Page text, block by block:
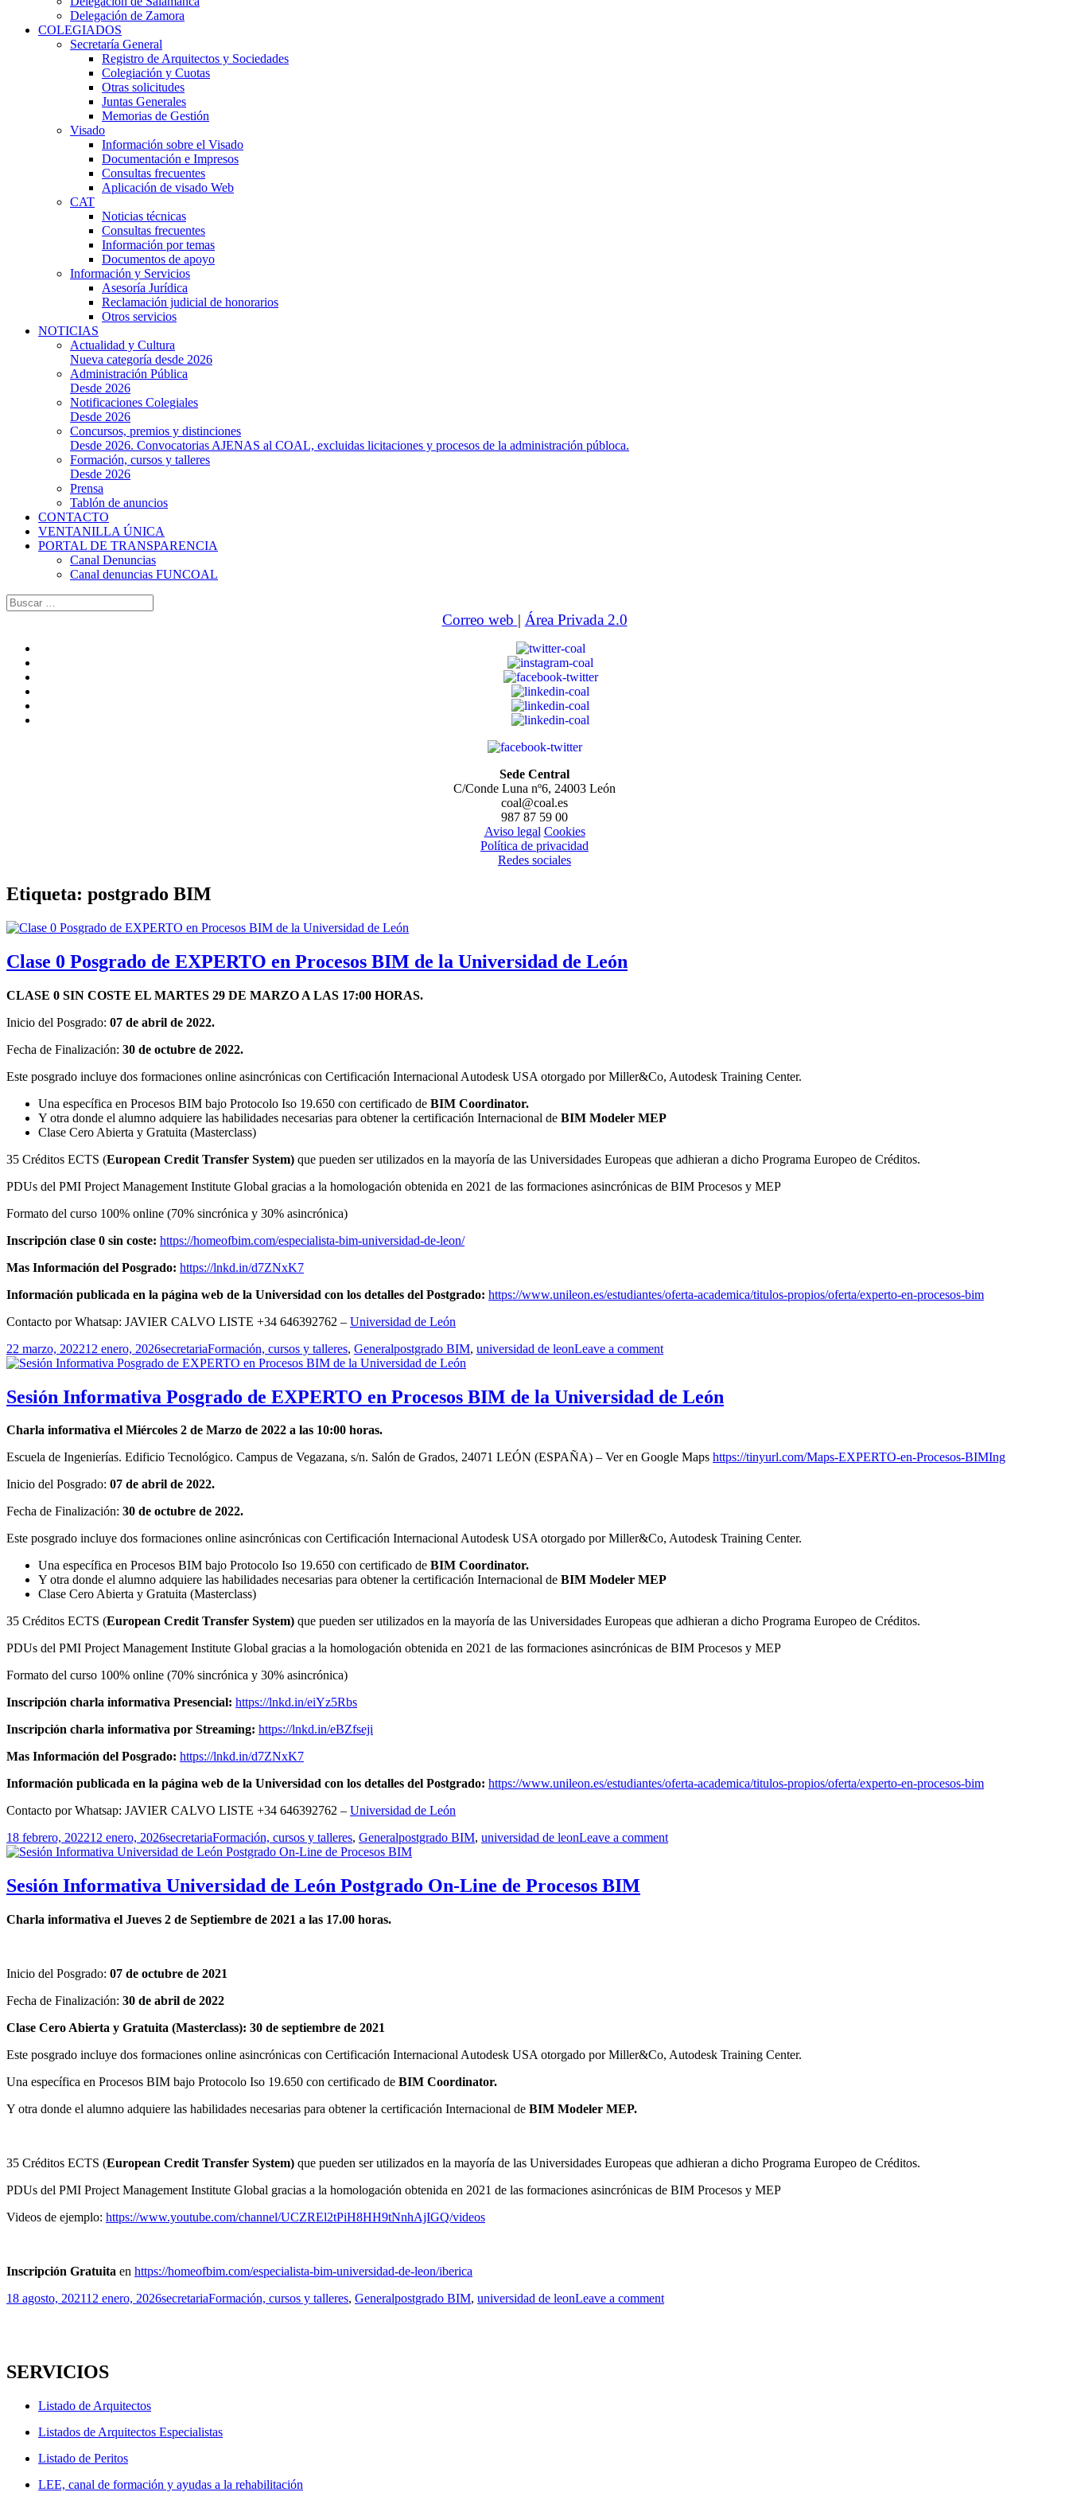
Delegación de Zamora
COLEGIADOS
Secretaría General
Registro de Arquitectos y Sociedades
Colegiación y Cuotas
Otras solicitudes
Juntas Generales
Memorias de Gestión
Visado
Información sobre el Visado
Documentación e Impresos
Consultas frecuentes
Aplicación de visado Web
CAT
Noticias técnicas
Consultas frecuentes
Información por temas
Documentos de apoyo
Información y Servicios
Asesoría Jurídica
Reclamación judicial de honorarios
Otros servicios
NOTICIAS
Actualidad y Cultura
Nueva categoría desde 2026
Administración Pública
Desde 2026
Notificaciones Colegiales
Desde 2026
Concursos, premios y distinciones
Desde 2026. Convocatorias AJENAS al COAL, excluidas licitaciones y procesos de la administración públoca.
Formación, cursos y talleres
Desde 2026
Prensa
Tablón de anuncios
CONTACTO
VENTANILLA ÚNICA
PORTAL DE TRANSPARENCIA
Canal Denuncias
Canal denuncias FUNCOAL
Buscar:
Correo web | Área Privada 2.0
Sede Central
C/Conde Luna nº6, 24003 León
coal@coal.es
987 87 59 00
Aviso legal Cookies
Política de privacidad
Redes sociales
Etiqueta: postgrado BIM
Clase 0 Posgrado de EXPERTO en Procesos BIM de la Universidad de León
CLASE 0 SIN COSTE EL MARTES 29 DE MARZO A LAS 17:00 HORAS.
Inicio del Posgrado: 07 de abril de 2022.
Fecha de Finalización: 30 de octubre de 2022.
Este posgrado incluye dos formaciones online asincrónicas con Certificación Internacional Autodesk USA otorgado por Miller&Co, Autodesk Training Center.
Una específica en Procesos BIM bajo Protocolo Iso 19.650 con certificado de BIM Coordinator.
Y otra donde el alumno adquiere las habilidades necesarias para obtener la certificación Internacional de BIM Modeler MEP
Clase Cero Abierta y Gratuita (Masterclass)
35 Créditos ECTS (European Credit Transfer System) que pueden ser utilizados en la mayoría de las Universidades Europeas que adhieran a dicho Programa Europeo de Créditos.
PDUs del PMI Project Management Institute Global gracias a la homologación obtenida en 2021 de las formaciones asincrónicas de BIM Procesos y MEP
Formato del curso 100% online (70% sincrónica y 30% asincrónica)
Inscripción clase 0 sin coste: https://homeofbim.com/especialista-bim-universidad-de-leon/
Mas Información del Posgrado: https://lnkd.in/d7ZNxK7
Información publicada en la página web de la Universidad con los detalles del Postgrado: https://www.unileon.es/estudiantes/oferta-academica/titulos-propios/oferta/experto-en-procesos-bim
Contacto por Whatsap: JAVIER CALVO LISTE +34 646392762 – Universidad de León
Publicado
el
22 marzo, 202212 enero, 2026Autor
secretariaCategorías
Formación, cursos y talleres, GeneralEtiquetas
postgrado BIM, universidad de leonLeave a comment
Sesión Informativa Posgrado de EXPERTO en Procesos BIM de la Universidad de León
Charla informativa el Miércoles 2 de Marzo de 2022 a las 10:00 horas.
Escuela de Ingenierías. Edificio Tecnológico. Campus de Vegazana, s/n. Salón de Grados, 24071 LEÓN (ESPAÑA) – Ver en Google Maps https://tinyurl.com/Maps-EXPERTO-en-Procesos-BIMIng
Inicio del Posgrado: 07 de abril de 2022.
Fecha de Finalización: 30 de octubre de 2022.
Este posgrado incluye dos formaciones online asincrónicas con Certificación Internacional Autodesk USA otorgado por Miller&Co, Autodesk Training Center.
Una específica en Procesos BIM bajo Protocolo Iso 19.650 con certificado de BIM Coordinator.
Y otra donde el alumno adquiere las habilidades necesarias para obtener la certificación Internacional de BIM Modeler MEP
Clase Cero Abierta y Gratuita (Masterclass)
35 Créditos ECTS (European Credit Transfer System) que pueden ser utilizados en la mayoría de las Universidades Europeas que adhieran a dicho Programa Europeo de Créditos.
PDUs del PMI Project Management Institute Global gracias a la homologación obtenida en 2021 de las formaciones asincrónicas de BIM Procesos y MEP
Formato del curso 100% online (70% sincrónica y 30% asincrónica)
Inscripción charla informativa Presencial: https://lnkd.in/eiYz5Rbs
Inscripción charla informativa por Streaming: https://lnkd.in/eBZfseji
Mas Información del Posgrado: https://lnkd.in/d7ZNxK7
Información publicada en la página web de la Universidad con los detalles del Postgrado: https://www.unileon.es/estudiantes/oferta-academica/titulos-propios/oferta/experto-en-procesos-bim
Contacto por Whatsap: JAVIER CALVO LISTE +34 646392762 – Universidad de León
Publicado
el
18 febrero, 202212 enero, 2026Autor
secretariaCategorías
Formación, cursos y talleres, GeneralEtiquetas
postgrado BIM, universidad de leonLeave a comment
Sesión Informativa Universidad de León Postgrado On-Line de Procesos BIM
Charla informativa el Jueves 2 de Septiembre de 2021 a las 17.00 horas.
Inicio del Posgrado: 07 de octubre de 2021
Fecha de Finalización: 30 de abril de 2022
Clase Cero Abierta y Gratuita (Masterclass): 30 de septiembre de 2021
Este posgrado incluye dos formaciones online asincrónicas con Certificación Internacional Autodesk USA otorgado por Miller&Co, Autodesk Training Center.
Una específica en Procesos BIM bajo Protocolo Iso 19.650 con certificado de BIM Coordinator.
Y otra donde el alumno adquiere las habilidades necesarias para obtener la certificación Internacional de BIM Modeler MEP.
35 Créditos ECTS (European Credit Transfer System) que pueden ser utilizados en la mayoría de las Universidades Europeas que adhieran a dicho Programa Europeo de Créditos.
PDUs del PMI Project Management Institute Global gracias a la homologación obtenida en 2021 de las formaciones asincrónicas de BIM Procesos y MEP
Videos de ejemplo: https://www.youtube.com/channel/UCZREl2tPiH8HH9tNnhAjIGQ/videos
Inscripción Gratuita en https://homeofbim.com/especialista-bim-universidad-de-leon/iberica
Publicado
18 agosto, 202112 enero, 2026Autor
secretariaCategorías
Formación, cursos y talleres, GeneralEtiquetas
postgrado BIM, universidad de leonLeave a comment
SERVICIOS
Listado de Arquitectos
Listados de Arquitectos Especialistas
Listado de Peritos
LEE, canal de formación y ayudas a la rehabilitación